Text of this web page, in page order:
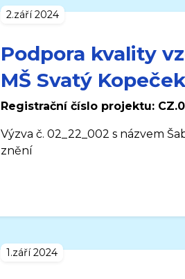
2.září 2024
Podpora kvality
MŠ Svatý Kopeček
Registrační číslo projektu:
Výzva č. 02_22_002 s názvem
znění
1.září 2024